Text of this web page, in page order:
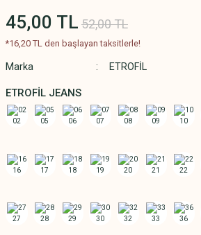
45,00 TL 52,00 TL
*16,20 TL den başlayan taksitlerle!
Marka ETROFİL
ETROFİL JEANS